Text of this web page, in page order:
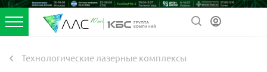
Технологические лазерные комплексы